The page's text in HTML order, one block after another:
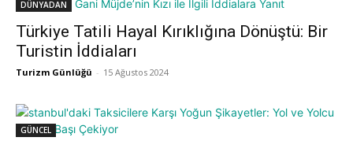
DÜNYADAN
Türkiye Tatili Hayal Kırıklığına Dönüştü: Bir
Turistin İddiaları
Turizm Günlüğü - 15 Ağustos 2024
GÜNCEL